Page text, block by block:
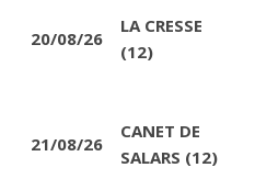
20/08/26
LA CRESSE
(12)
21/08/26
CANET DE
SALARS (12)